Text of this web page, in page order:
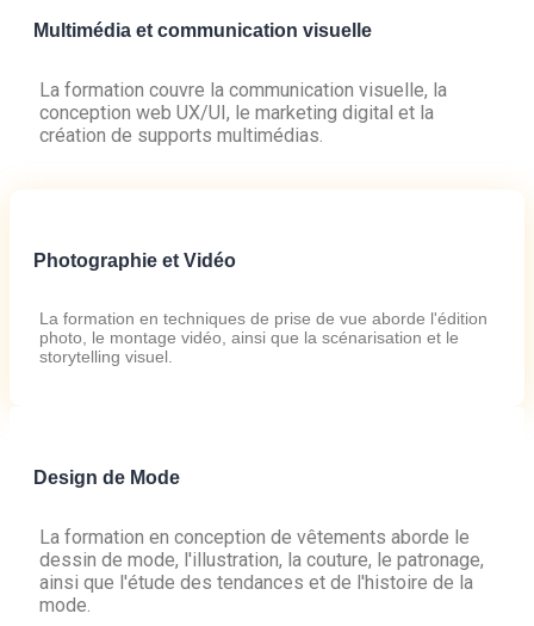
Multimédia et communication visuelle
La formation couvre la communication visuelle, la
conception web UX/UI, le marketing digital et la
création de supports multimédias.
Photographie et Vidéo
La formation en techniques de prise de vue aborde l'édition
photo, le montage vidéo, ainsi que la scénarisation et le
storytelling visuel.
Design de Mode
La formation en conception de vêtements aborde le
dessin de mode, l'illustration, la couture, le patronage,
ainsi que l'étude des tendances et de l'histoire de la
mode.